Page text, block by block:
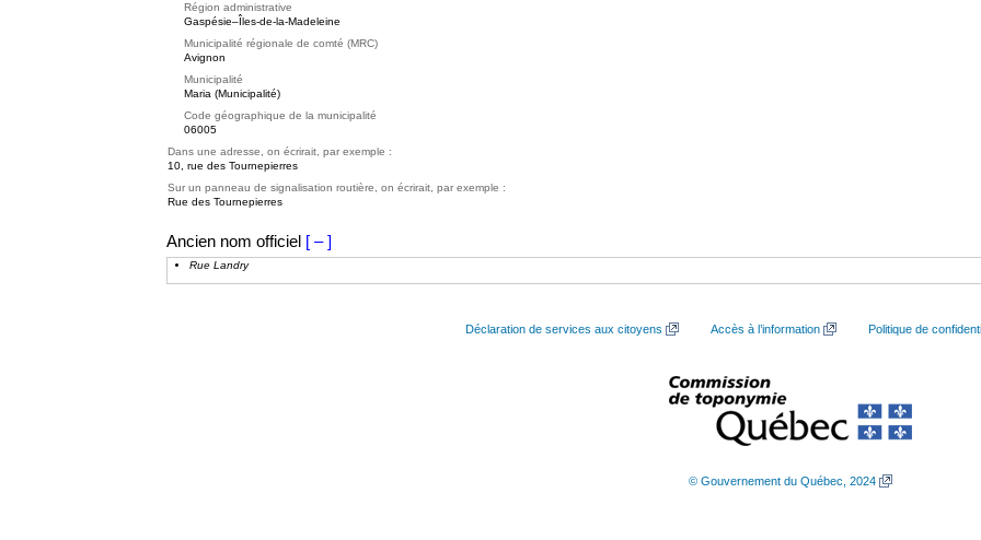
Région administrative
Gaspésie–Îles-de-la-Madeleine
Municipalité régionale de comté (MRC)
Avignon
Municipalité
Maria (Municipalité)
Code géographique de la municipalité
06005
Dans une adresse, on écrirait, par exemple :
10, rue des Tournepierres
Sur un panneau de signalisation routière, on écrirait, par exemple :
Rue des Tournepierres
Ancien nom officiel [ – ]
Rue Landry
Déclaration de services aux citoyens Accès à l’information Politique de
© Gouvernement du Québec, 2024